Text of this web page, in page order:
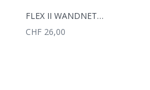
FLEX II WANDNETZTEIL 25W
CHF 26,00